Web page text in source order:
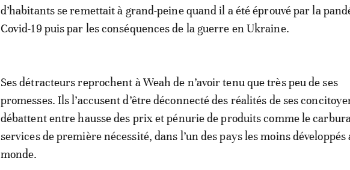
d’habitants se remettait à grand-peine quand il a été éprouvé par la
Covid-19 puis par les conséquences de la guerre en Ukraine.
Ses détracteurs reprochent à Weah de n’avoir tenu que très peu de ses
promesses. Ils l’accusent d’être déconnecté des réalités de ses
débattent entre hausse des prix et pénurie de produits comme le
services de première nécessité, dans l’un des pays les moins développés
monde.